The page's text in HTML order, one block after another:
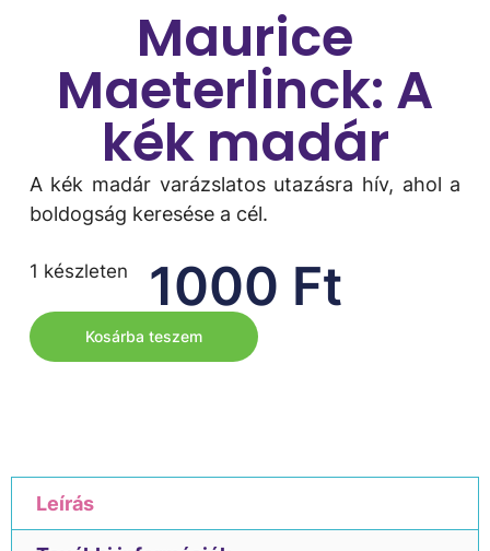
Maurice
Maeterlinck: A
kék madár
A kék madár varázslatos utazásra hív, ahol a
boldogság keresése a cél.
1000 Ft
1 készleten
Kosárba teszem
Leírás